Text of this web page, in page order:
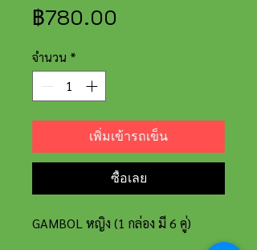
฿780.00
จำนวน *
เพิ่มเข้ารถเข็น
ซื้อเลย
GAMBOL หญิง (1 กล่อง มี 6 คู่)